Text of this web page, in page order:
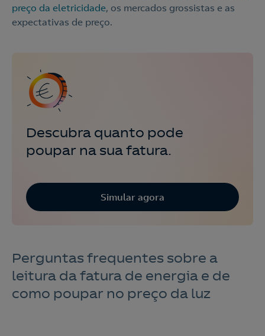
preço da eletricidade, os mercados grossistas e as
expectativas de preço.
Descubra quanto pode
poupar na sua fatura.
Simular agora
Perguntas frequentes sobre a
leitura da fatura de energia e de
como poupar no preço da luz